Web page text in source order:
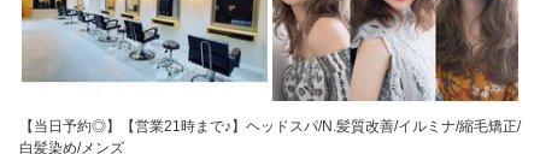
【当日予約◎】【営業21時まで♪】ヘッドスパ/N.髪質改善/イルミナ/縮毛矯正/
白髪染め/メンズ